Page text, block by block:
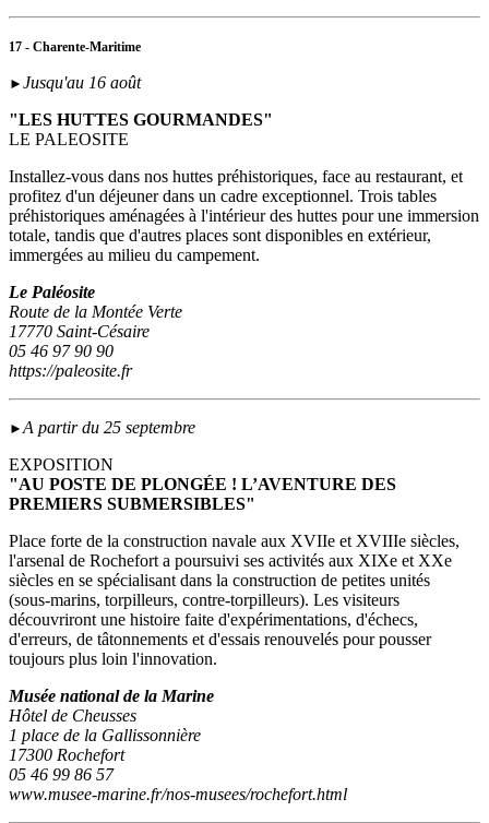
17 - Charente-Maritime
► Jusqu'au 16 août
"LES HUTTES GOURMANDES"
LE PALEOSITE
Installez-vous dans nos huttes préhistoriques, face au restaurant, et
profitez d'un déjeuner dans un cadre exceptionnel. Trois tables
préhistoriques aménagées à l'intérieur des huttes pour une immersion
totale, tandis que d'autres places sont disponibles en extérieur,
immergées au milieu du campement.
Le Paléosite
Route de la Montée Verte
17770 Saint-Césaire
05 46 97 90 90
https://paleosite.fr
►A partir du 25 septembre
EXPOSITION
"AU POSTE DE PLONGÉE ! L’AVENTURE DES
PREMIERS SUBMERSIBLES"
Place forte de la construction navale aux XVIIe et XVIIIe siècles,
l'arsenal de Rochefort a poursuivi ses activités aux XIXe et XXe
siècles en se spécialisant dans la construction de petites unités
(sous‑marins, torpilleurs, contre-torpilleurs). Les visiteurs
découvriront une histoire faite d'expérimentations, d'échecs,
d'erreurs, de tâtonnements et d'essais renouvelés pour pousser
toujours plus loin l'innovation.
Musée national de la Marine
Hôtel de Cheusses
1 place de la Gallissonnière
17300 Rochefort
05 46 99 86 57
www.musee-marine.fr/nos-musees/rochefort.html